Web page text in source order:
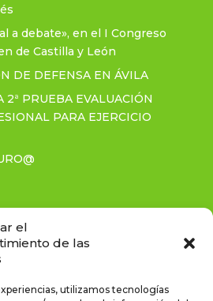
el
de las
utilizamos tecnologías
a debate», en el I Congreso
de Castilla y León
DE DEFENSA EN ÁVILA
2ª PRUEBA EVALUACIÓN
PARA EJERCICIO
Ávila
/ Fax. (+34) 920.214.255